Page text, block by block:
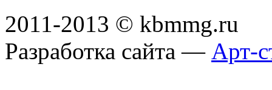
2011-2013 © kbmmg.ru
Разработка сайта — Арт-